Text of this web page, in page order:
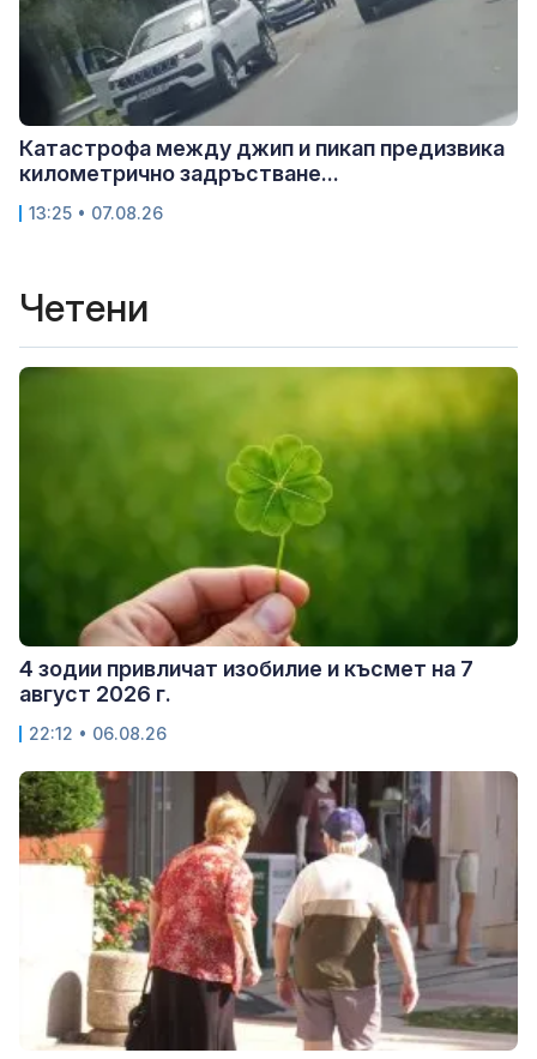
Катастрофа между джип и пикап предизвика
километрично задръстване...
13:25 • 07.08.26
Четени
4 зодии привличат изобилие и късмет на 7
август 2026 г.
22:12 • 06.08.26